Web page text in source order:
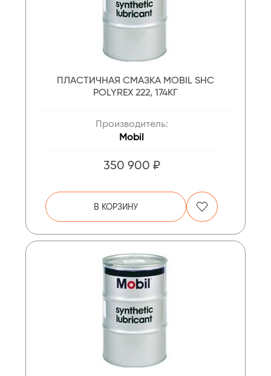
ПЛАСТИЧНАЯ СМАЗКА MOBIL SHC
POLYREX 222, 174КГ
Производитель:
Mobil
350 900 ₽
В КОРЗИНУ